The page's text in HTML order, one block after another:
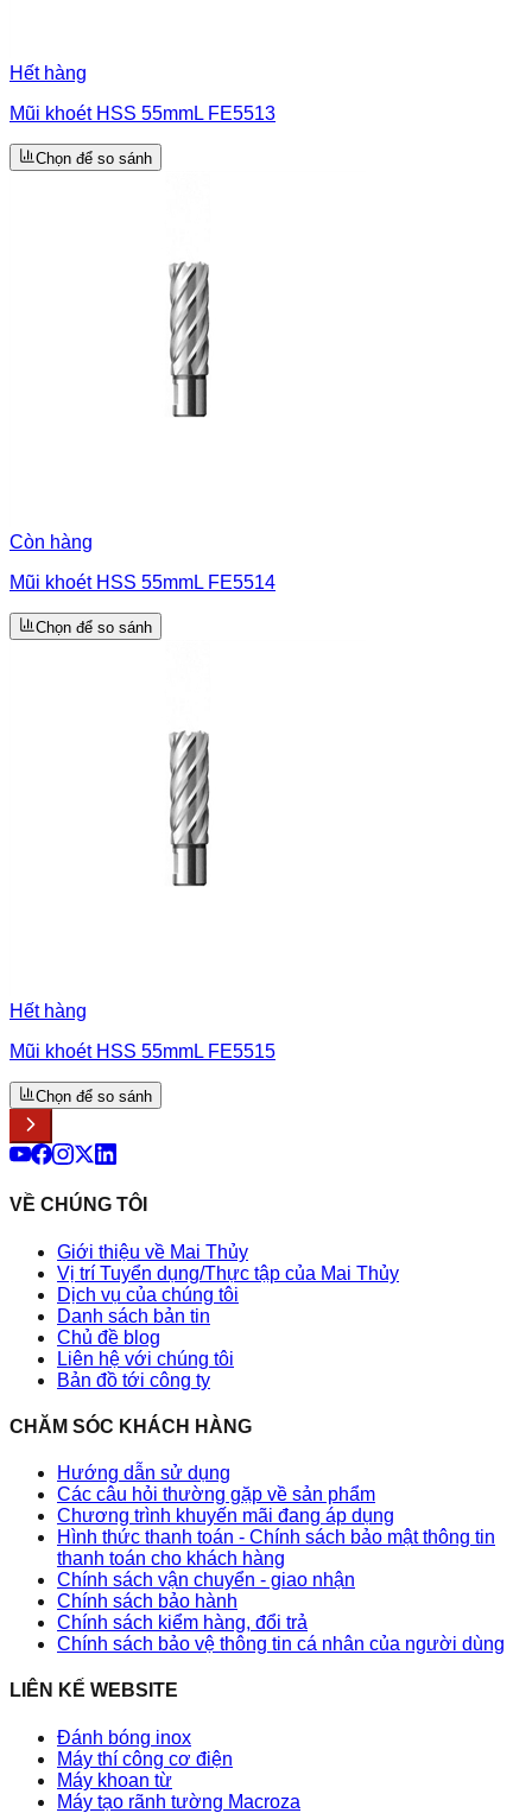
Hết hàng
Mũi khoét HSS 55mmL FE5513
Chọn để so sánh
Còn hàng
Mũi khoét HSS 55mmL FE5514
Chọn để so sánh
Hết hàng
Mũi khoét HSS 55mmL FE5515
Chọn để so sánh
VỀ CHÚNG TÔI
Giới thiệu về Mai Thủy
Vị trí Tuyển dụng/Thực tập của Mai Thủy
Dịch vụ của chúng tôi
Danh sách bản tin
Chủ đề blog
Liên hệ với chúng tôi
Bản đồ tới công ty
CHĂM SÓC KHÁCH HÀNG
Hướng dẫn sử dụng
Các câu hỏi thường gặp về sản phẩm
Chương trình khuyến mãi đang áp dụng
Hình thức thanh toán - Chính sách bảo mật thông tin
thanh toán cho khách hàng
Chính sách vận chuyển - giao nhận
Chính sách bảo hành
Chính sách kiểm hàng, đổi trả
Chính sách bảo vệ thông tin cá nhân của người dùng
LIÊN KẾ WEBSITE
Đánh bóng inox
Máy thí công cơ điện
Máy khoan từ
Máy tạo rãnh tường Macroza